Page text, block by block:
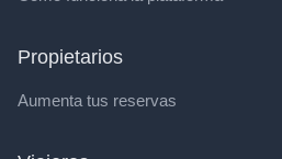
Propietarios
Aumenta tus reservas